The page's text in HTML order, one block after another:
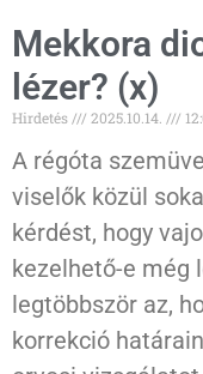
Mekkora
lézer? (x)
Hirdetés 2025.10.14.
A régóta
viselők közül
kérdést, hogy
kezelhető-e még
legtöbbször az,
korrekció